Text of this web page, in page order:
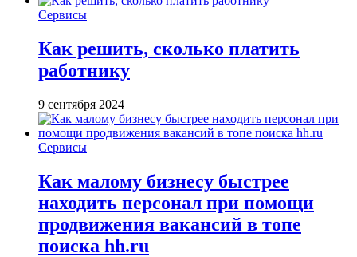
Сервисы
Как решить, сколько платить
работнику
9 сентября 2024
Сервисы
Как малому бизнесу быстрее
находить персонал при помощи
продвижения вакансий в топе
поиска hh.ru